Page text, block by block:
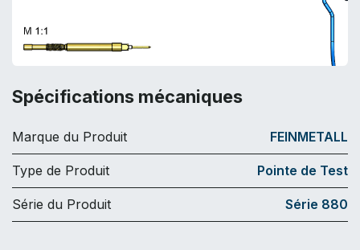
Spécifications mécaniques
Marque du Produit FEINMETALL
Type de Produit Pointe de Test
Série du Produit Série 880